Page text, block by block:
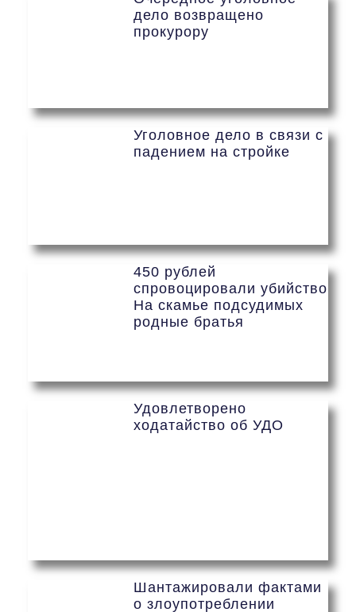
дело возвращено
прокурору
Уголовное дело в связи с
падением на стройке
450 рублей
спровоцировали убийство
На скамье подсудимых
родные братья
Удовлетворено
ходатайство об УДО
Шантажировали фактами
о злоупотреблении